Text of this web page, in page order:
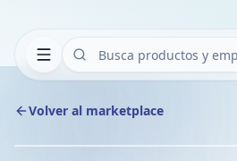
Volver al marketplace